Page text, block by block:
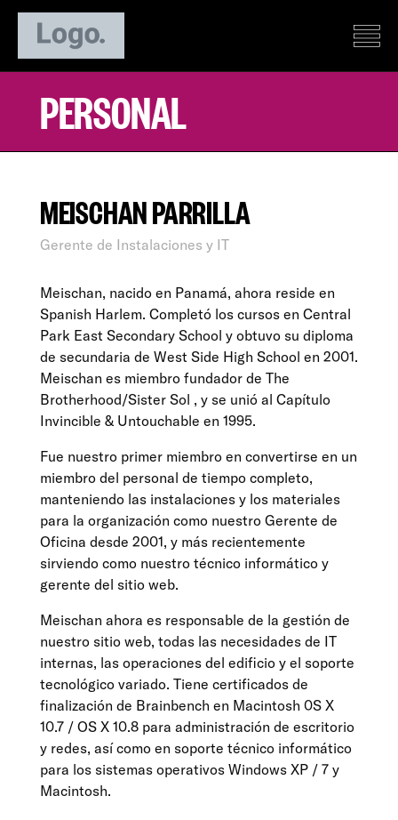
PERSONAL
MEISCHAN PARRILLA
Gerente de Instalaciones y IT
Meischan, nacido en Panamá, ahora reside en
Spanish Harlem. Completó los cursos en Central
Park East Secondary School y obtuvo su diploma
de secundaria de West Side High School en 2001.
Meischan es miembro fundador de The
Brotherhood/Sister Sol , y se unió al Capítulo
Invincible & Untouchable en 1995.
Fue nuestro primer miembro en convertirse en un
miembro del personal de tiempo completo,
manteniendo las instalaciones y los materiales
para la organización como nuestro Gerente de
Oficina desde 2001, y más recientemente
sirviendo como nuestro técnico informático y
gerente del sitio web.
Meischan ahora es responsable de la gestión de
nuestro sitio web, todas las necesidades de IT
internas, las operaciones del edificio y el soporte
tecnológico variado. Tiene certificados de
finalización de Brainbench en Macintosh 0S X
10.7 / OS X 10.8 para administración de escritorio
y redes, así como en soporte técnico informático
para los sistemas operativos Windows XP / 7 y
Macintosh.